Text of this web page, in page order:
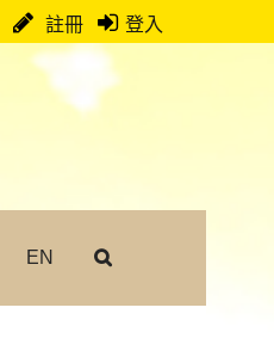
註冊 登入
EN